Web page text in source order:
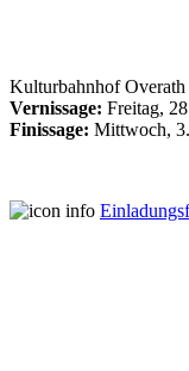
Kulturbahnhof
Vernissage: Freitag,
Finissage: Mittwoch,